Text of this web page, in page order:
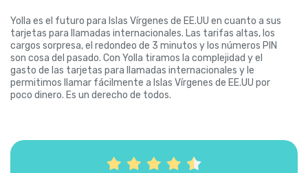
Yolla es el futuro para Islas Vírgenes de EE.UU en cuanto a sus
tarjetas para llamadas internacionales. Las tarifas altas, los
cargos sorpresa, el redondeo de 3 minutos y los números PIN
son cosa del pasado. Con Yolla tiramos la complejidad y el
gasto de las tarjetas para llamadas internacionales y le
permitimos llamar fácilmente a Islas Vírgenes de EE.UU por
poco dinero. Es un derecho de todos.